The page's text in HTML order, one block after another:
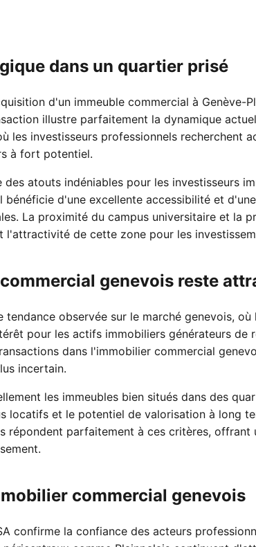
dans un quartier prisé
d'un immeuble commercial à Genève-
illustre parfaitement la dynamique
les investisseurs professionnels recherchent
à fort potentiel.
atouts indéniables pour les investisseurs
d'une excellente accessibilité et
La proximité du campus universitaire et la
l'attractivité de cette zone pour les
genevois reste
observée sur le marché genevois, où
pour les actifs immobiliers générateurs de
dans l'immobilier commercial
incertain.
les immeubles bien situés dans des
locatifs et le potentiel de valorisation à long
répondent parfaitement à ces critères, offrant
commercial genevois
confirme la confiance des acteurs